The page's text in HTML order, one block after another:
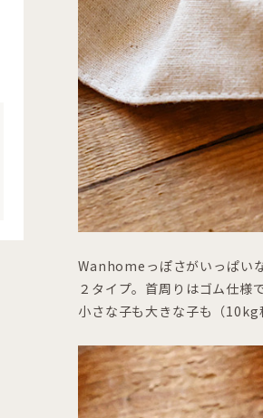
Wanhomeっぽさがいっぱい
２タイプ。首周りはゴム仕様
小さな子も大きな子も（10kg